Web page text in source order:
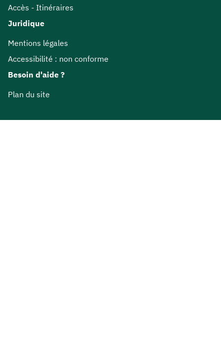
Accès - Itinéraires
Juridique
Mentions légales
Accessibilité : non conforme
Besoin d'aide ?
Plan du site